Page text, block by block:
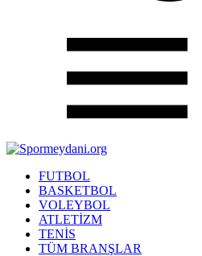
FUTBOL
BASKETBOL
VOLEYBOL
ATLETİZM
TENİS
TÜM BRANŞLAR